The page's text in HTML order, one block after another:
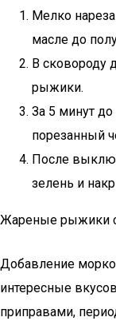
Мелко
масле до
В сковороду
рыжики.
За 5 минут
порезанный
После
зелень и
Жареные рыжики
Добавление
интересные
приправами,